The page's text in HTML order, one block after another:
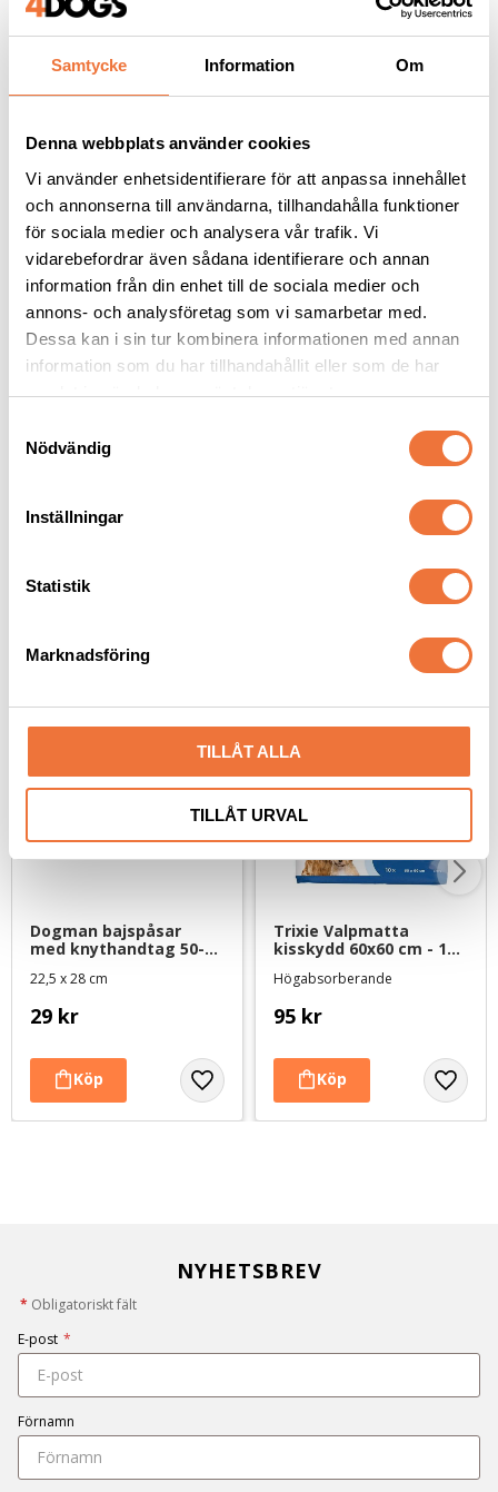
Samtycke Information Om
Denna webbplats använder cookies
Vi använder enhetsidentifierare för att anpassa innehållet
och annonserna till användarna, tillhandahålla funktioner
för sociala medier och analysera vår trafik. Vi
vidarebefordrar även sådana identifierare och annan
information från din enhet till de sociala medier och
annons- och analysföretag som vi samarbetar med.
Dessa kan i sin tur kombinera informationen med annan
information som du har tillhandahållit eller som de har
samlat in när du har använt deras tjänster.
Nödvändig
Inställningar
Statistik
Marknadsföring
TILLÅT ALLA
TILLÅT URVAL
Tjocklek ca 28 mm. Finns i tre storlekar
Senaste besökta produkter
Dogman bajspåsar
med knythandtag 50-
22,5 x 28 cm
29 kr
Trixie Valpmatta
kisskydd 60x60 cm - 10-
Högabsorberande
95 kr
NYHETSBREV
* Obligatoriskt fält
E-post *
Förnamn